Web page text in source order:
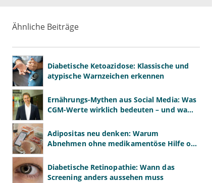
Ähnliche Beiträge
Diabetische Ketoazidose: Klassische und
atypische Warnzeichen erkennen
Ernährungs-Mythen aus Social Media: Was
CGM-Werte wirklich bedeuten – und was
Adipositas neu denken: Warum
Abnehmen ohne medikamentöse Hilfe oft
Diabetische Retinopathie: Wann das
Screening anders aussehen muss